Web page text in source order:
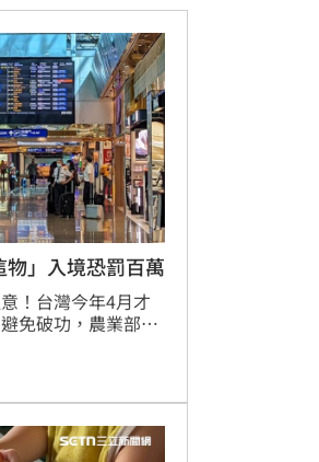
」入境恐罰百萬
！台灣今年4月才
免破功，農業部動
法來源；民眾若從
罰鍰。